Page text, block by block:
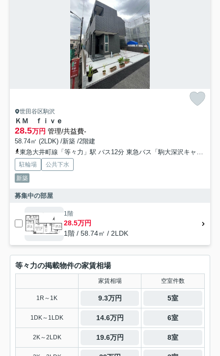
世田谷区駒沢
ＫＭ ｆｉｖｅ
28.5万円 管理/共益費-
58.74㎡ (2LDK) /新築 /2階建
東急大井町線「等々力」駅 バス12分 東急バス「駒大深沢キャンパス前」 停歩3分
駐輪場
公共下水
新築
募集中の部屋
1階
28.5万円
1階 / 58.74㎡ / 2LDK
等々力の掲載物件の家賃相場
家賃相場 空室件数
1R～1K 9.3万円 5室
1DK～1LDK 14.6万円 6室
2K～2LDK 19.6万円 8室